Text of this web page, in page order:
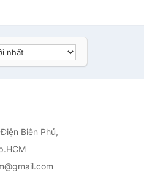
Biên Phủ,